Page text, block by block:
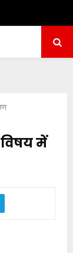
में